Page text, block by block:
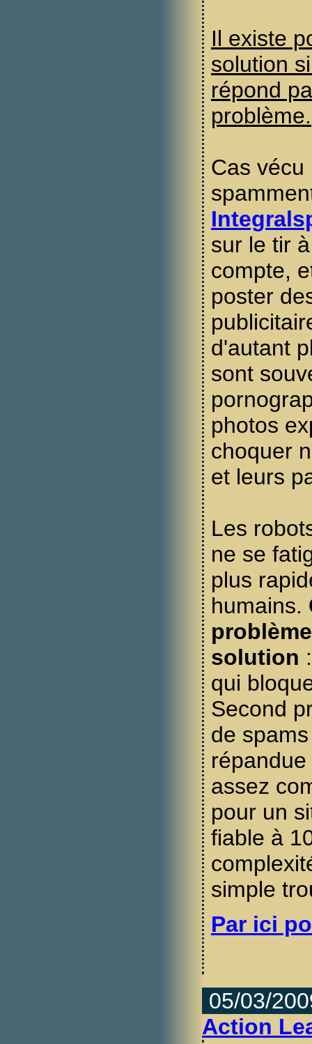
Il existe
solution
répond
problème.
Cas vécu
sur le tir
compte,
poster
d'autant
sont
photos
choquer
et leurs
Les
ne se
plus
humains.
solution
qui
Second
de
assez
pour un
fiable à
simple
Par ici
05/03/
Action